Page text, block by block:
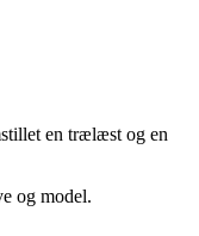
en trælæst og en
og model.